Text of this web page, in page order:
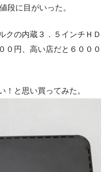
段に目がいった。
クの内蔵３．５インチＨＤ
０円、高い店だと６０００
！と思い買ってみた。